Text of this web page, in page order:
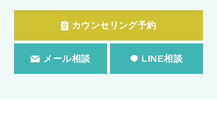
カウンセリング予約
メール相談 LINE相談